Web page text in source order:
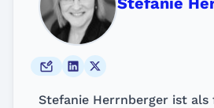
Stefanie Herrnberger ist